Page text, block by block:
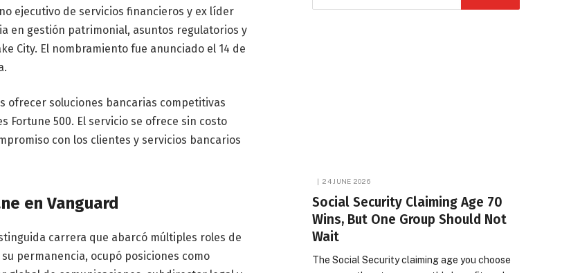
ejecutivo de servicios financieros y ex líder
en gestión patrimonial, asuntos regulatorios y
City. El nombramiento fue anunciado el 14 de
ofrecer soluciones bancarias competitivas
500. El servicio se ofrece sin costo
con los clientes y servicios bancarios
en Vanguard
carrera que abarcó múltiples roles de
permanencia, ocupó posiciones como
24 JUNE 2026
Social Security Claiming Age 70
Wins, But One Group Should Not
Wait
The Social Security claiming age you choose